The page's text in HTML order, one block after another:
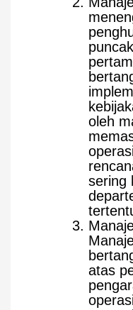
oleh
sering
atas